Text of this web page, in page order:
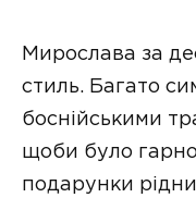
Мирослава за
стиль. Багато
боснійськими
щоби було
подарунки